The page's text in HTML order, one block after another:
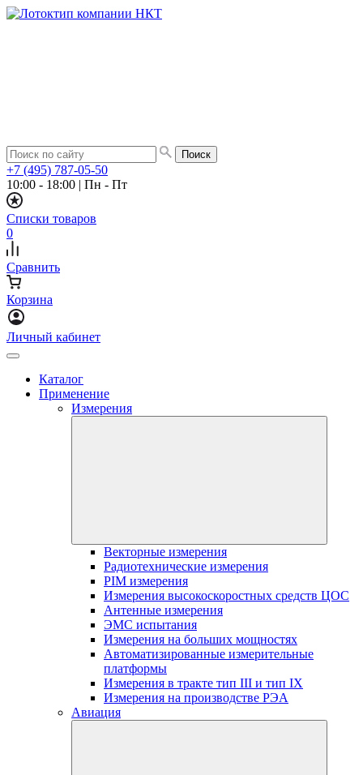
+7 (495) 787-05-50
10:00 - 18:00 | Пн - Пт
Списки товаров
0
Сравнить
Корзина
Личный кабинет
Каталог
Применение
Измерения
Векторные измерения
Радиотехнические измерения
PIM измерения
Измерения высокоскоростных средств ЦОС
Антенные измерения
ЭМС испытания
Измерения на больших мощностях
Автоматизированные измерительные
платформы
Измерения в тракте тип III и тип IX
Измерения на производстве РЭА
Авиация